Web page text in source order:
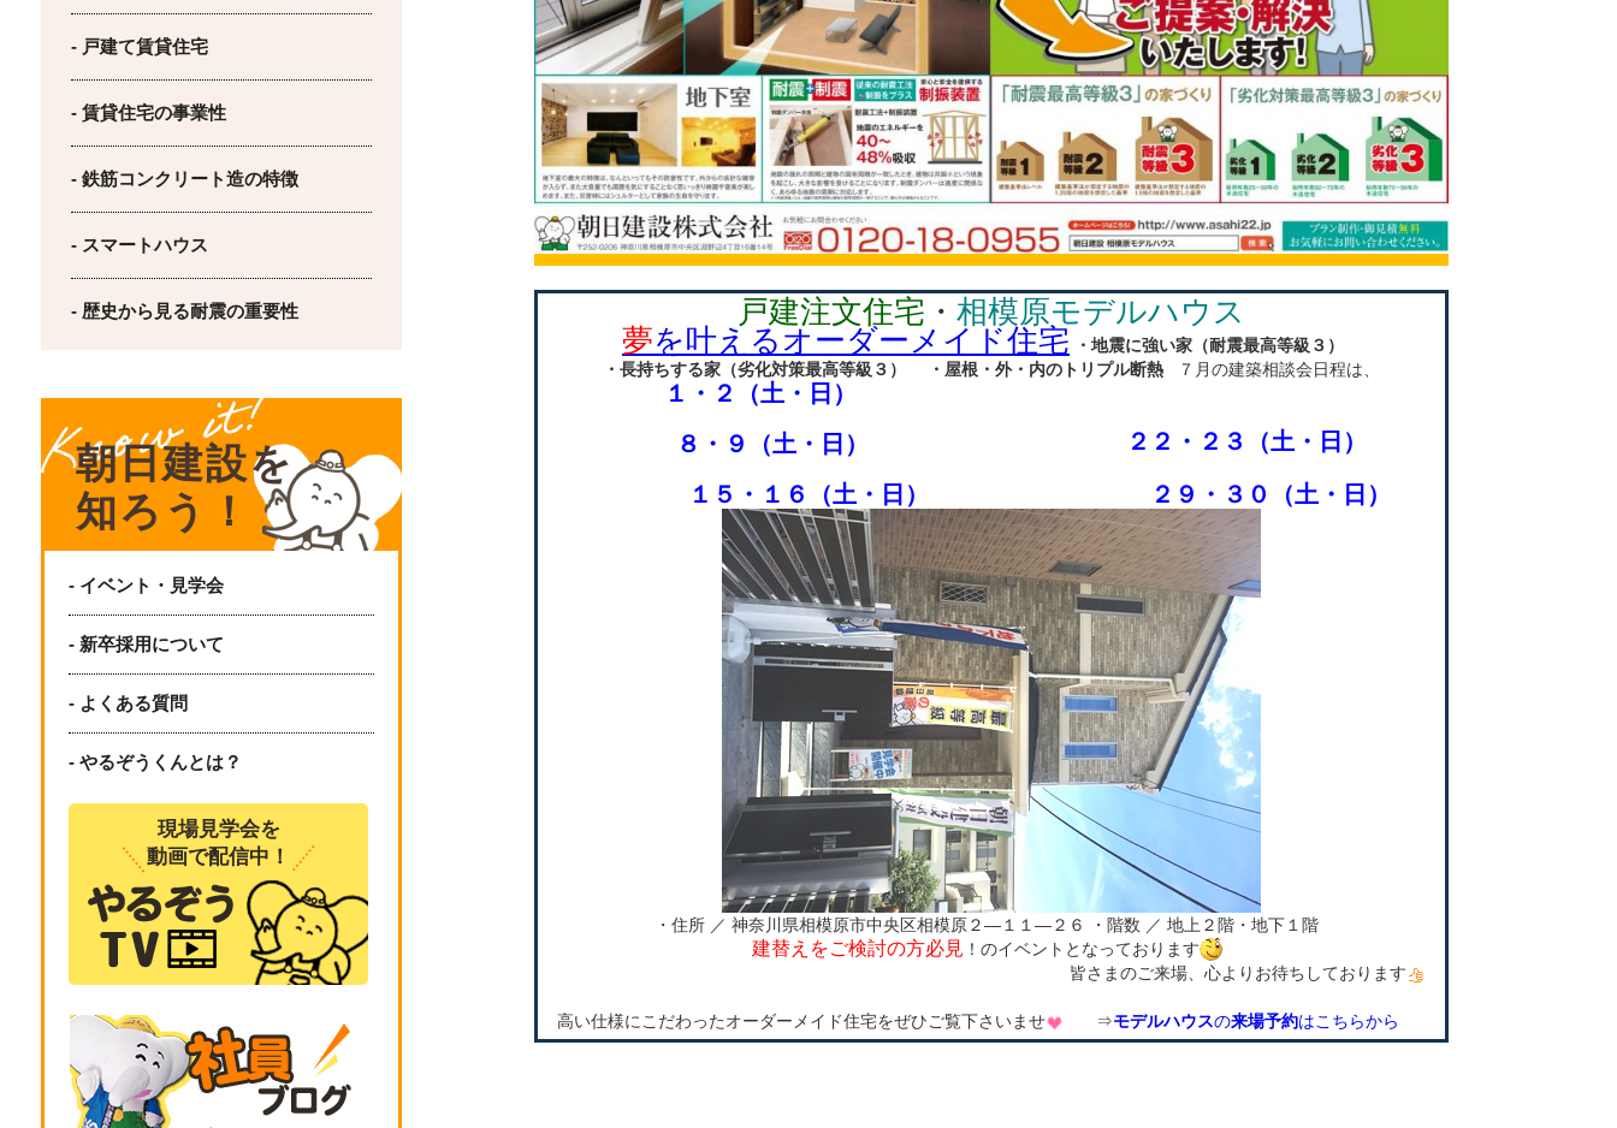
- 戸建て賃貸住宅
- 賃貸住宅の事業性
- 鉄筋コンクリート造の特徴
- スマートハウス
- 歴史から見る耐震の重要性
朝日建設を
知ろう！
- イベント・見学会
- 新卒採用について
- よくある質問
- やるぞうくんとは？
現場見学会を
動画で配信中！
戸建注文住宅 ・ 相模原モデルハウス
夢を叶えるオーダーメイド住宅
・地震に強い家（耐震最高等級３）
・長持ちする家（劣化対策最高等級３）
・屋根・外・内のトリプル断熱 ７月の建築相談会日程は、
１・２（土・日）
８・９
（土・日）
１５・１６（土・日）
２２・２３（土・日）
２９・３０（土・日）
・住所 ／ 神奈川県相模原市中央区相模原２―１１―２６ ・階数 ／ 地上２階・地下１階
建替えをご検討の方必見 ！のイベントとなっております
高い仕様にこだわったオーダーメイド住宅をぜひご覧下さいませ
皆さまのご来場、心よりお待ちしております
⇒モデルハウスの来場予約はこちらから